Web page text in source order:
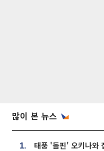
많이 본 뉴스
1.